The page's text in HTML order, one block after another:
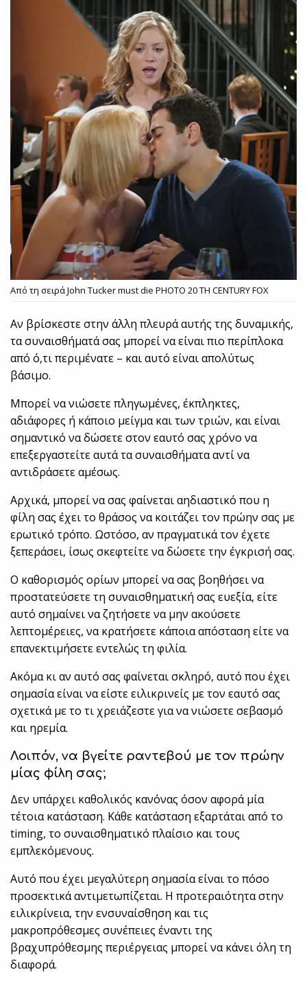
Από τη σειρά John Tucker must die PHOTO 20 TH CENTURY FOX
Αν βρίσκεστε στην άλλη πλευρά αυτής της δυναμικής,
τα συναισθήματά σας μπορεί να είναι πιο περίπλοκα
από ό,τι περιμένατε – και αυτό είναι απολύτως
βάσιμο.
Μπορεί να νιώσετε πληγωμένες, έκπληκτες,
αδιάφορες ή κάποιο μείγμα και των τριών, και είναι
σημαντικό να δώσετε στον εαυτό σας χρόνο να
επεξεργαστείτε αυτά τα συναισθήματα αντί να
αντιδράσετε αμέσως.
Αρχικά, μπορεί να σας φαίνεται αηδιαστικό που η
φίλη σας έχει το θράσος να κοιτάζει τον πρώην σας με
ερωτικό τρόπο. Ωστόσο, αν πραγματικά τον έχετε
ξεπεράσει, ίσως σκεφτείτε να δώσετε την έγκρισή σας.
Ο καθορισμός ορίων μπορεί να σας βοηθήσει να
προστατεύσετε τη συναισθηματική σας ευεξία, είτε
αυτό σημαίνει να ζητήσετε να μην ακούσετε
λεπτομέρειες, να κρατήσετε κάποια απόσταση είτε να
επανεκτιμήσετε εντελώς τη φιλία.
Ακόμα κι αν αυτό σας φαίνεται σκληρό, αυτό που έχει
σημασία είναι να είστε ειλικρινείς με τον εαυτό σας
σχετικά με το τι χρειάζεστε για να νιώσετε σεβασμό
και ηρεμία.
Λοιπόν, να βγείτε ραντεβού με τον πρώην
μίας φίλη σας;
Δεν υπάρχει καθολικός κανόνας όσον αφορά μία
τέτοια κατάσταση. Κάθε κατάσταση εξαρτάται από το
timing, το συναισθηματικό πλαίσιο και τους
εμπλεκόμενους.
Αυτό που έχει μεγαλύτερη σημασία είναι το πόσο
προσεκτικά αντιμετωπίζεται. Η προτεραιότητα στην
ειλικρίνεια, την ενσυναίσθηση και τις
μακροπρόθεσμες συνέπειες έναντι της
βραχυπρόθεσμης περιέργειας μπορεί να κάνει όλη τη
διαφορά.